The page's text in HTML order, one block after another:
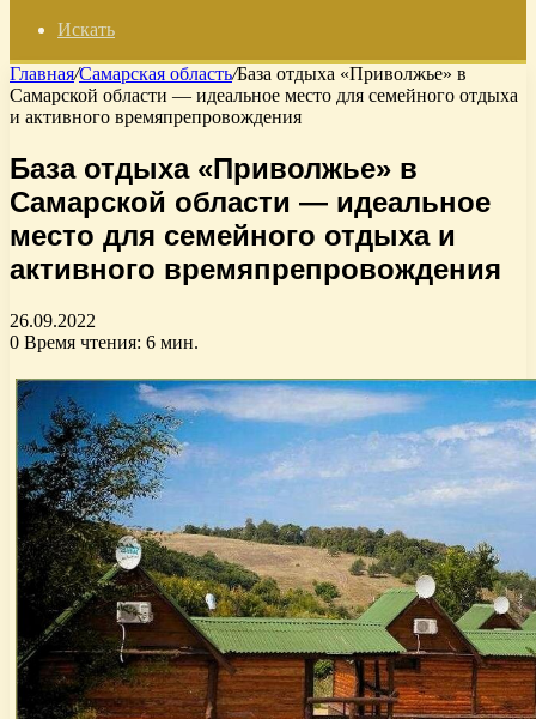
Искать
Главная/Самарская область/База отдыха «Приволжье» в
Самарской области — идеальное место для семейного отдыха
и активного времяпрепровождения
База отдыха «Приволжье» в
Самарской области — идеальное
место для семейного отдыха и
активного времяпрепровождения
26.09.2022
0 Время чтения: 6 мин.